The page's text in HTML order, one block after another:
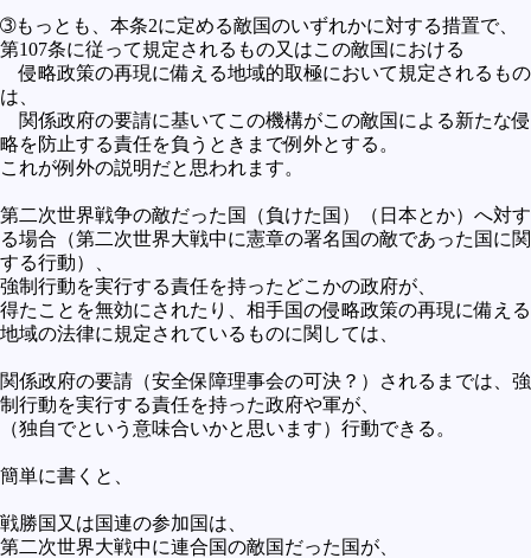
➂もっとも、本条2に定める敵国のいずれかに対する措置で、
第107条に従って規定されるもの又はこの敵国における
侵略政策の再現に備える地域的取極において規定されるもの
は、
関係政府の要請に基いてこの機構がこの敵国による新たな侵
略を防止する責任を負うときまで例外とする。
これが例外の説明だと思われます。
第二次世界戦争の敵だった国（負けた国）（日本とか）へ対す
る場合（第二次世界大戦中に憲章の署名国の敵であった国に関
する行動）、
強制行動を実行する責任を持ったどこかの政府が、
得たことを無効にされたり、相手国の侵略政策の再現に備える
地域の法律に規定されているものに関しては、
関係政府の要請（安全保障理事会の可決？）されるまでは、強
制行動を実行する責任を持った政府や軍が、
（独自でという意味合いかと思います）行動できる。
簡単に書くと、
戦勝国又は国連の参加国は、
第二次世界大戦中に連合国の敵国だった国が、